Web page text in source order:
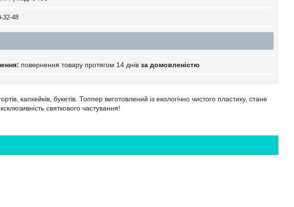
32-48
повернення товару протягом 14 днів за домовленістю
капкейків, букетів. Топпер виготовлений із екологічно чистого пластику, стане
святкового частування!